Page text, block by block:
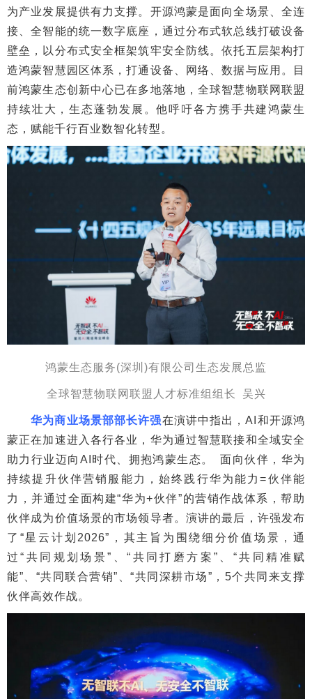
为产业发展提供有力支撑。开源鸿蒙是面向全场景、全连
接、全智能的统一数字底座，通过分布式软总线打破设备
壁垒，以分布式安全框架筑牢安全防线。依托五层架构打
造鸿蒙智慧园区体系，打通设备、网络、数据与应用。目
前鸿蒙生态创新中心已在多地落地，全球智慧物联网联盟
持续壮大，生态蓬勃发展。他呼吁各方携手共建鸿蒙生
态，赋能千行百业数智化转型。
鸿蒙生态服务(深圳)有限公司生态发展总监
全球智慧物联网联盟人才标准组组长 吴兴
华为商业场景部部长许强在演讲中指出，AI和开源鸿
蒙正在加速进入各行各业，华为通过智慧联接和全域安全
助力行业迈向AI时代、拥抱鸿蒙生态。 面向伙伴，华为
持续提升伙伴营销服能力，始终践行华为能力=伙伴能
力，并通过全面构建“华为+伙伴”的营销作战体系，帮助
伙伴成为价值场景的市场领导者。演讲的最后，许强发布
了“星云计划2026”，其主旨为围绕细分价值场景，通
过“共同规划场景”、“共同打磨方案”、“共同精准赋
能”、“共同联合营销”、“共同深耕市场”，5个共同来支撑
伙伴高效作战。